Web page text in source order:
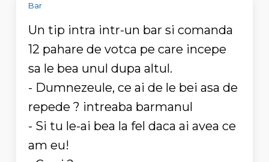
Bar
Un tip intra intr-un bar si comanda
12 pahare de votca pe care incepe
sa le bea unul dupa altul.
- Dumnezeule, ce ai de le bei asa de
repede ? intreaba barmanul
- Si tu le-ai bea la fel daca ai avea ce
am eu!